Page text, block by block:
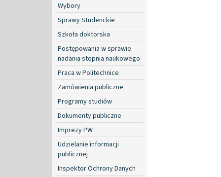
Wybory
Sprawy Studenckie
Szkoła doktorska
Postępowania w sprawie
nadania stopnia naukowego
Praca w Politechnice
Zamówienia publiczne
Programy studiów
Dokumenty publiczne
Imprezy PW
Udzielanie informacji
publicznej
Inspektor Ochrony Danych